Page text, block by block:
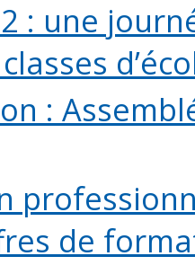
: une
:
de